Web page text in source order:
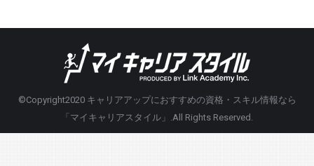
©Copyright2020 キャリアアップにおすすめの資格・スキル情報なら
「マイキャリアスタイル」 .All Rights Reserved.